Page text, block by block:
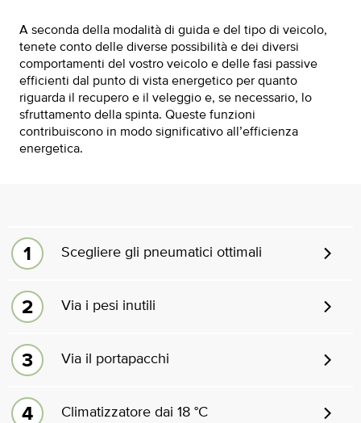
A seconda della modalità di guida e del tipo di veicolo,
tenete conto delle diverse possibilità e dei diversi
comportamenti del vostro veicolo e delle fasi passive
efficienti dal punto di vista energetico per quanto
riguarda il recupero e il veleggio e, se necessario, lo
sfruttamento della spinta. Queste funzioni
contribuiscono in modo significativo all’efficienza
energetica.
Scegliere gli pneumatici ottimali
Via i pesi inutili
Via il portapacchi
Climatizzatore dai 18 °C